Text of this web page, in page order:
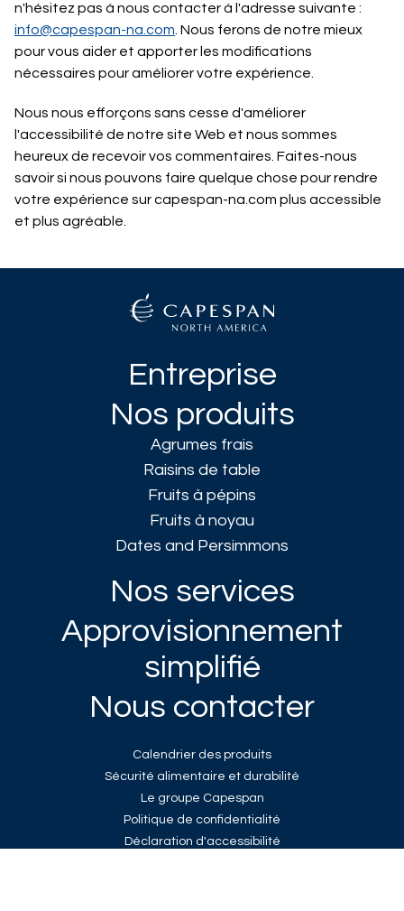
n'hésitez pas à nous contacter à l'adresse suivante :
info@capespan-na.com . Nous ferons de notre mieux
pour vous aider et apporter les modifications
nécessaires pour améliorer votre expérience.
Nous nous efforçons sans cesse d'améliorer
l'accessibilité de notre site Web et nous sommes
heureux de recevoir vos commentaires. Faites-nous
savoir si nous pouvons faire quelque chose pour rendre
votre expérience sur capespan-na.com plus accessible
et plus agréable.
Entreprise
Nos produits
Agrumes frais
Raisins de table
Fruits à pépins
Fruits à noyau
Dates and Persimmons
Nos services
Approvisionnement
simplifié
Nous contacter
Calendrier des produits
Sécurité alimentaire et durabilité
Le groupe Capespan
Politique de confidentialité
Déclaration d'accessibilité